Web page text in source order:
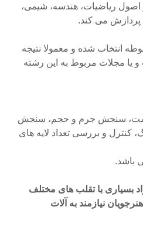
اصول ریاضیات، هندسه، شیمی،
پردازش می کند.
انتخاب شده و معمولا نتیجه
یا مجلات مربوط به این رشته
قدمت، سنجش جرم و حجم، سنجش
کنترل و بررسی تعداد لایه های
باشد.
بسیاری با تقلب های مختلف
نیازمند به آلات